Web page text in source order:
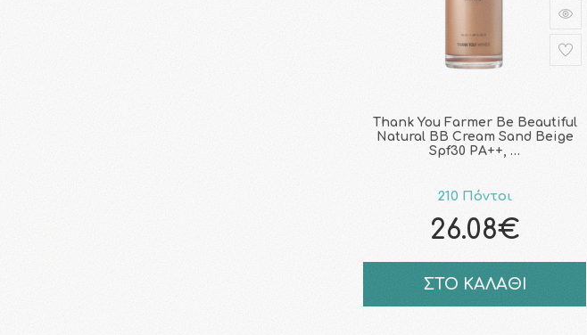
Thank You Farmer Βe Beautiful
Natural BB Cream Sand Beige
Spf30 PA++, …
210 Πόντοι
26.08€
ΣΤΟ ΚΑΛΑΘΙ